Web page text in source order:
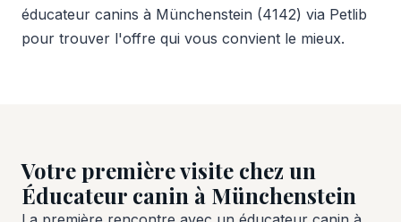
éducateur canins à Münchenstein (4142) via Petlib
pour trouver l'offre qui vous convient le mieux.
Votre première visite chez un
Éducateur canin à Münchenstein